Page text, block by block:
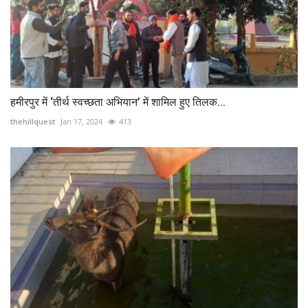
हमीरपुर में ‘तीर्थ स्वच्छता अभियान’ में शामिल हुए तिलक...
thehillquest Jan 17, 2024 413